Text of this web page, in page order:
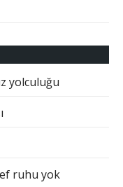
yolculuğu
ruhu yok